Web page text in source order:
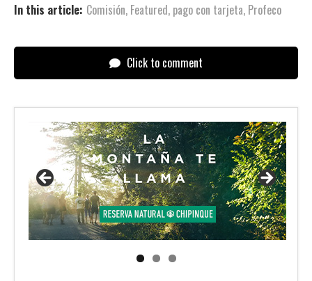
In this article: Comisión, Featured, pago con tarjeta, Profeco
Click to comment